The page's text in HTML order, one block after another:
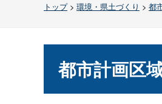
トップ> 環境・県土づくり > 都
都市計画区